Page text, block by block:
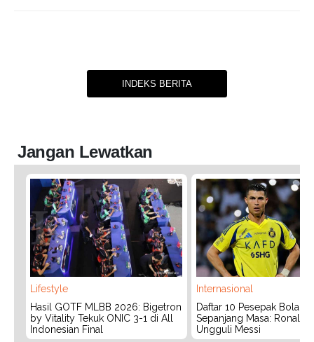
INDEKS BERITA
Jangan Lewatkan
Lifestyle
Hasil GOTF MLBB 2026: Bigetron
by Vitality Tekuk ONIC 3-1 di All
Indonesian Final
Internasional
Daftar 10 Pesepak Bola
Sepanjang Masa: Ronaldo
Ungguli Messi